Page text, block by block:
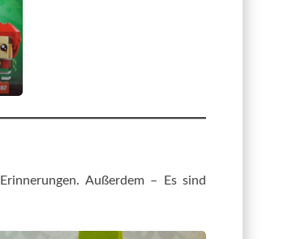
Außerdem – Es sind